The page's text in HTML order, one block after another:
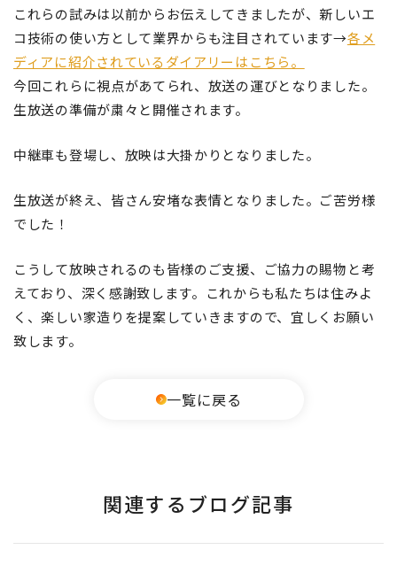
これらの試みは以前からお伝えしてきましたが、新しいエ
コ技術の使い方として業界からも注目されています→各メ
ディアに紹介されているダイアリーはこちら。
今回これらに視点があてられ、放送の運びとなりました。
生放送の準備が粛々と開催されます。
中継車も登場し、放映は大掛かりとなりました。
生放送が終え、皆さん安堵な表情となりました。ご苦労様
でした！
こうして放映されるのも皆様のご支援、ご協力の賜物と考
えており、深く感謝致します。これからも私たちは住みよ
く、楽しい家造りを提案していきますので、宜しくお願い
致します。
一覧に戻る
関連するブログ記事